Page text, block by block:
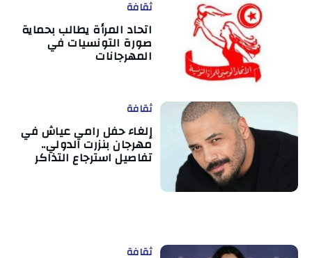
ثقافة
اتحاد المرأة يطالب بحماية
صورة التونسيات في
المهرجانات
ثقافة
إلغاء حفل رامي عياش في
مهرجان بنزرت الدولي..
تفاصيل استرجاع التذاكر
ثقافة